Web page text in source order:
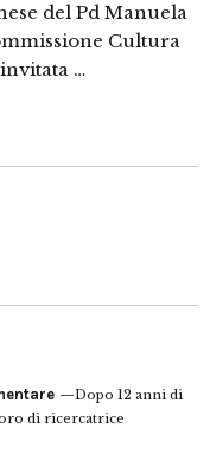
del Pd Manuela
Cultura
…
Dopo 12 anni di
di ricercatrice